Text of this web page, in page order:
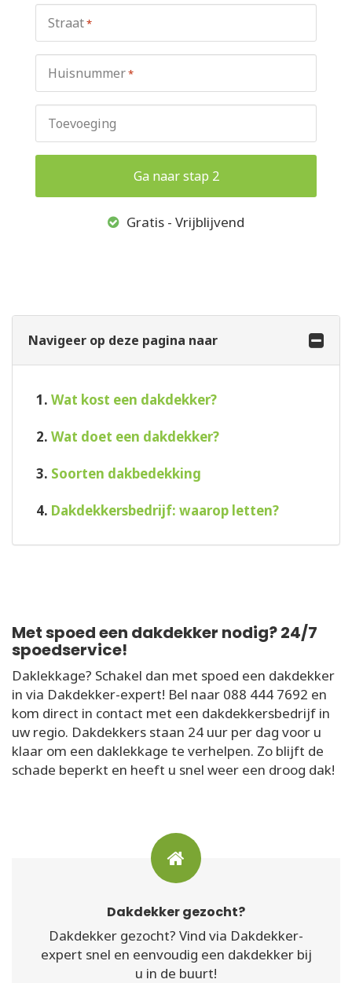
Straat*
Huisnummer*
Toevoeging
Gratis - Vrijblijvend
Navigeer op deze pagina naar
1. Wat kost een dakdekker?
2. Wat doet een dakdekker?
3. Soorten dakbedekking
4. Dakdekkersbedrijf: waarop letten?
Met spoed een dakdekker nodig? 24/7
spoedservice!
Daklekkage? Schakel dan met spoed een dakdekker
in via Dakdekker-expert! Bel naar 088 444 7692 en
kom direct in contact met een dakdekkersbedrijf in
uw regio. Dakdekkers staan 24 uur per dag voor u
klaar om een daklekkage te verhelpen. Zo blijft de
schade beperkt en heeft u snel weer een droog dak!
Dakdekker gezocht?
Dakdekker gezocht? Vind via Dakdekker-
expert snel en eenvoudig een dakdekker bij
u in de buurt!